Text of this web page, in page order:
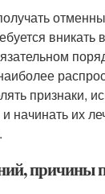
вникать
признаки,
начинать их
причины